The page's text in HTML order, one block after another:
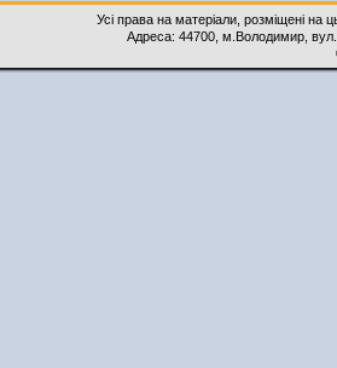
Усі права на матеріали, розміщені на
Адреса: 44700, м.Володимир,